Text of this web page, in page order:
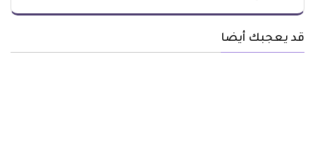
قد يعجبك أيضا